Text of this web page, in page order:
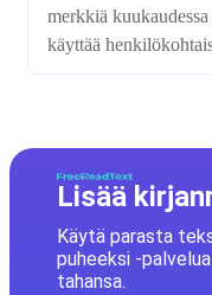
merkkiä
käyttää
Lisää
Käytä parasta
puheeksi -
tahansa.